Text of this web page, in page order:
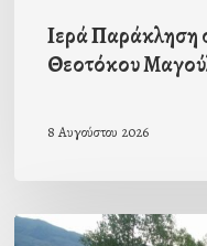
Ιερά Παράκληση
Θεοτόκου
8 Αυγούστου 2026
Πρόσκληση